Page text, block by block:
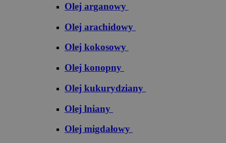
Olej arganowy
Olej arachidowy
Olej kokosowy
Olej konopny
Olej kukurydziany
Olej lniany
Olej migdałowy